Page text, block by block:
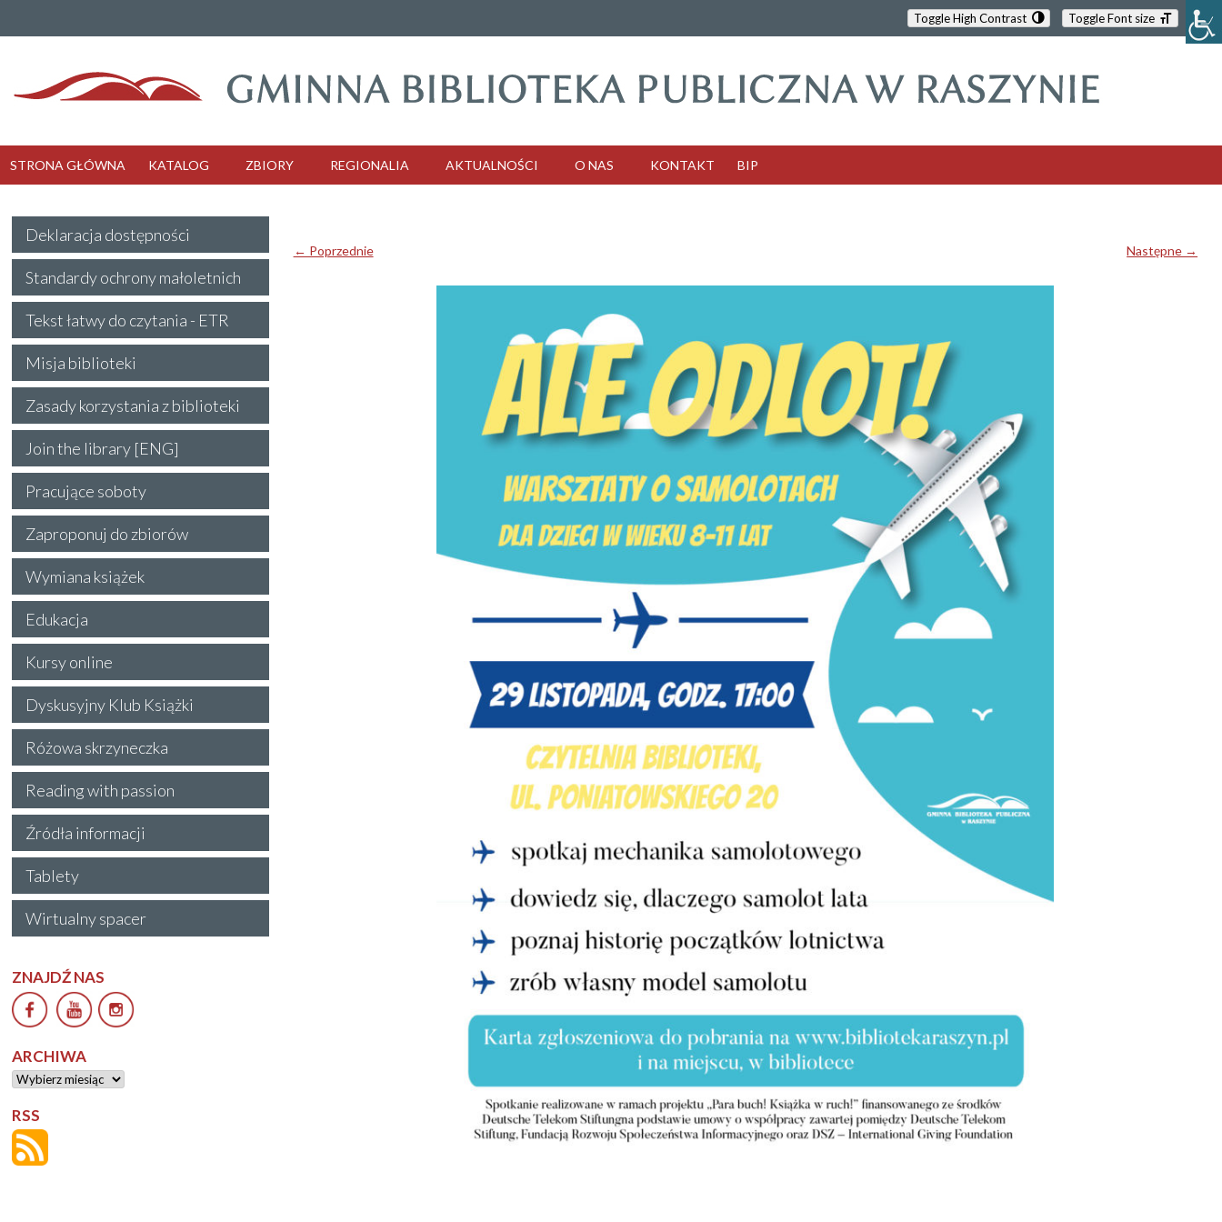
Toggle High Contrast Toggle Font size
STRONA GŁÓWNA KATALOG ZBIORY REGIONALIA AKTUALNOŚCI O NAS KONTAKT BIP
← Poprzednie Następne →
Deklaracja dostępności
Standardy ochrony małoletnich
Tekst łatwy do czytania - ETR
Misja biblioteki
Zasady korzystania z biblioteki
Join the library [ENG]
Pracujące soboty
Zaproponuj do zbiorów
Wymiana książek
Edukacja
Kursy online
Dyskusyjny Klub Książki
Różowa skrzyneczka
Reading with passion
Źródła informacji
Tablety
Wirtualny spacer
ZNAJDŹ NAS
ARCHIWA
Archiwa
RSS